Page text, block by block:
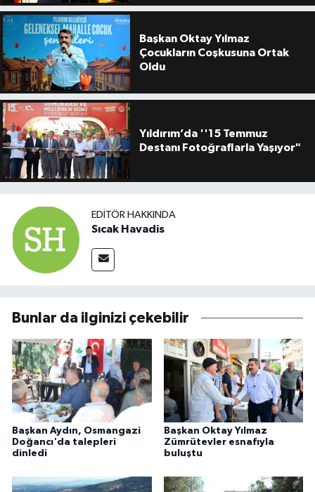
Başkan Oktay Yılmaz
Çocukların Coşkusuna Ortak
Oldu
Yıldırım’da ''15 Temmuz
Destanı Fotoğraflarla Yaşıyor"
EDITÖR HAKKINDA
Sıcak Havadis
Bunlar da ilginizi çekebilir
Başkan Aydın, Osmangazi
Doğancı'da talepleri
dinledi
Başkan Oktay Yılmaz
Zümrütevler esnafıyla
buluştu